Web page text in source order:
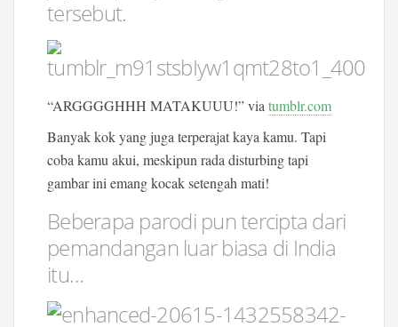
tersebut.
“ARGGGGHHH MATAKUUU!” viatumblr.com
Banyak kok yang juga terperajat kaya kamu. Tapi
coba kamu akui, meskipun rada disturbing tapi
gambar ini emang kocak setengah mati!
Beberapa parodi pun tercipta dari
pemandangan luar biasa di India
itu…